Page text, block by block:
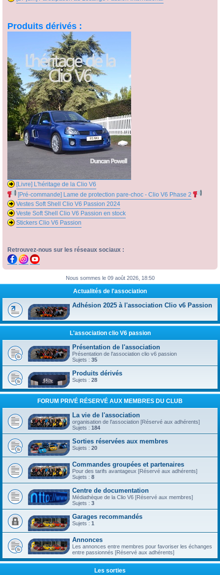
Produits dérivés :
[Livre] L'héritage de la Clio V6
[Pré-commande] Lame de protection pare-choc - Clio V6 Phase 2
Vestes Soft Shell Clio V6 Passion 2024
Veste Soft Shell Clio V6 Passion en stock
Stickers Clio V6 Passion
Retrouvez-nous sur les réseaux sociaux :
Nous sommes le 09 août 2026, 18:50
Actualités de l'association
Adhésion 2025 à l'association Clio v6 Passion
L'association clio V6 passion
Présentation de l'association
Présentation de l'association clio v6 passion
Sujets : 35
Produits dérivés
Sujets : 28
FORUM PRIVÉ RÉSERVÉ AUX MEMBRES DU CLUB
La vie de l'association
organisation de l'association [Réservé aux adhérents]
Sujets : 184
Sorties réservées aux membres
Sujets : 20
Commandes groupées et partenaires
Pour des tarifs avantageux [Réservé aux adhérents]
Sujets : 8
Centre de documentation
Médiathèque de la Clio V6 [Réservé aux membres]
Sujets : 3
Garages recommandés
Sujets : 1
Annonces
Les annonces entre membres pour favoriser les échanges
entre passionnés [Réservé aux adhérents]
Les sorties